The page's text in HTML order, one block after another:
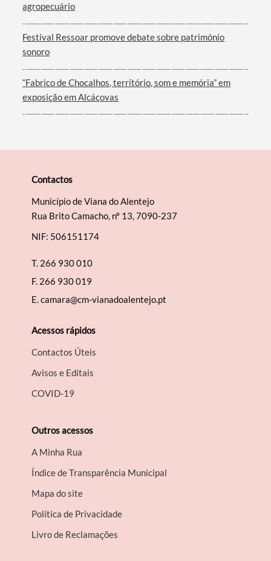
agropecuário
Festival Ressoar promove debate sobre património
sonoro
“Fabrico de Chocalhos, território, som e memória” em
exposição em Alcáçovas
Contactos
Município de Viana do Alentejo
Rua Brito Camacho, nº 13, 7090-237
NIF: 506151174
T. 266 930 010
F. 266 930 019
E.camara@cm-vianadoalentejo.pt
Acessos rápidos
Contactos Úteis
Avisos e Editais
COVID-19
Outros acessos
A Minha Rua
Índice de Transparência Municipal
Mapa do site
Política de Privacidade
Livro de Reclamações